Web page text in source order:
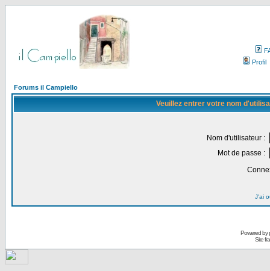
Profil
Forums il Campiello
Veuillez entrer votre nom
Nom d'utilisateur :
Mot de passe :
J'ai
Powered by
Site